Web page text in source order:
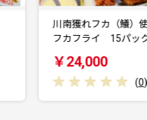
川南獲れフカ（鱶）使用
フカフライ 15パック…
￥24,000
0)